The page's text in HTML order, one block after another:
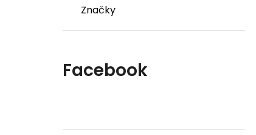
Značky
Facebook